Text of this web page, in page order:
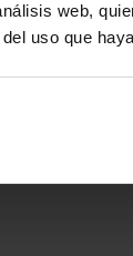
web,
uso que